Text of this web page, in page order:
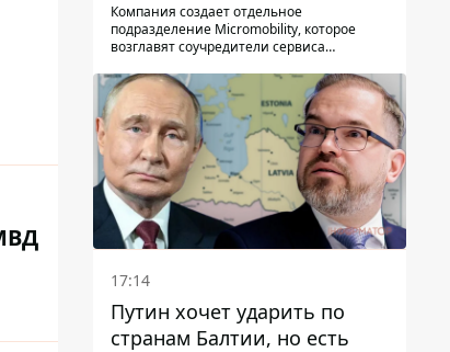
Компания создает отдельное
подразделение Micromobility, которое
возглавят соучредители сервиса
17:14
Путин хочет ударить по
странам Балтии, но есть